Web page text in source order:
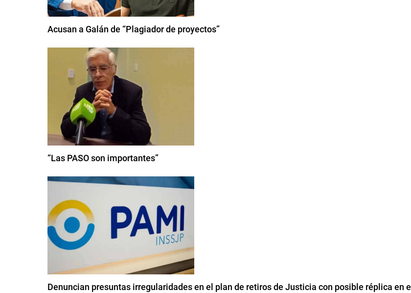
Acusan a Galán de “Plagiador de proyectos”
“Las PASO son importantes”
Denuncian presuntas irregularidades en el plan de retiros de Justicia con posible réplica en el